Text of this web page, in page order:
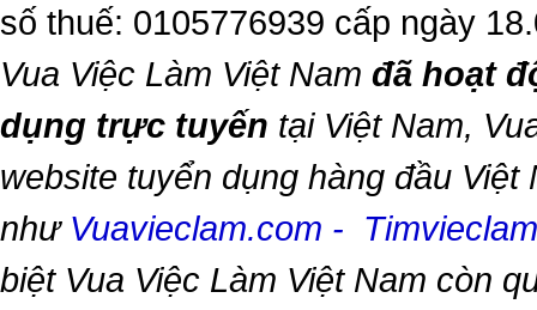
số thuế: 0105776939 cấp ngày
Vua Việc Làm Việt Nam đã hoạt
dụng trực tuyến tại Việt Nam,
website tuyển dụng hàng đầu Việt
như Vuavieclam.com -
biệt Vua Việc Làm Việt Nam còn